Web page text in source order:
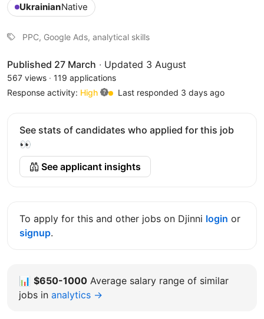
UkrainianNative
PPC, Google Ads, analytical skills
Published 27 March · Updated 3 August
567 views · 119 applications
Response activity: High Last responded 3 days ago
See stats of candidates who applied for this job
👀
See applicant insights
To apply for this and other jobs on Djinni login or
signup.
📊 $650-1000 Average salary range of similar
jobs in analytics →